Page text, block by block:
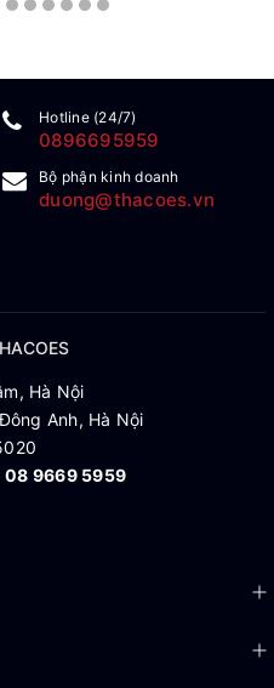
Hotline (24/7)
0896695959
Bộ phận kinh doanh
duong@thacoes.vn
Hà Nội
Anh, Hà Nội
08 9669 5959